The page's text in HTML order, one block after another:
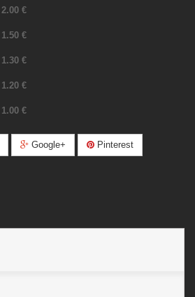
2.00 €
1.50 €
1.30 €
1.20 €
1.00 €
Google+ Pinterest